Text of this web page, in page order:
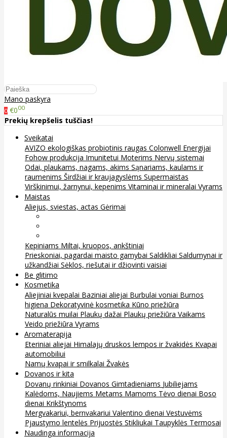
Mano paskyra
0 €000
Prekių krepšelis tuščias!
Sveikatai
AVIZO ekologiškas probiotinis raugas Colonwell Energijai
Fohow produkcija Imunitetui Moterims Nervų sistemai
Odai, plaukams, nagams, akims Sąnariams, kaulams ir
raumenims Širdžiai ir kraujagyslėms Supermaistas
Virškinimui, žarnynui, kepenims Vitaminai ir mineralai Vyrams
Maistas
Aliejus, sviestas, actas Gėrimai
Kepiniams Miltai, kruopos, ankštiniai
Prieskoniai, pagardai maisto gamybai Saldikliai Saldumynai ir
užkandžiai Sėklos, riešutai ir džiovinti vaisiai
Be glitimo
Kosmetika
Aliejiniai kvepalai Baziniai aliejai Burbulai voniai Burnos
higiena Dekoratyvinė kosmetika Kūno priežiūra
Naturalūs muilai Plaukų dažai Plaukų priežiūra Vaikams
Veido priežiūra Vyrams
Aromaterapija
Eteriniai aliejai Himalajų druskos lempos ir žvakidės Kvapai
automobiliui
Namų kvapai ir smilkalai Žvakės
Dovanos ir kita
Dovanų rinkiniai Dovanos Gimtadieniams Jubiliejams
Kalėdoms, Naujiems Metams Mamoms Tėvo dienai Boso
dienai Krikštynoms
Mergvakariui, bernvakariui Valentino dienai Vestuvėms
Pjaustymo lentelės Prijuostės Stikliukai Taupyklės Termosai
Naudinga informacija